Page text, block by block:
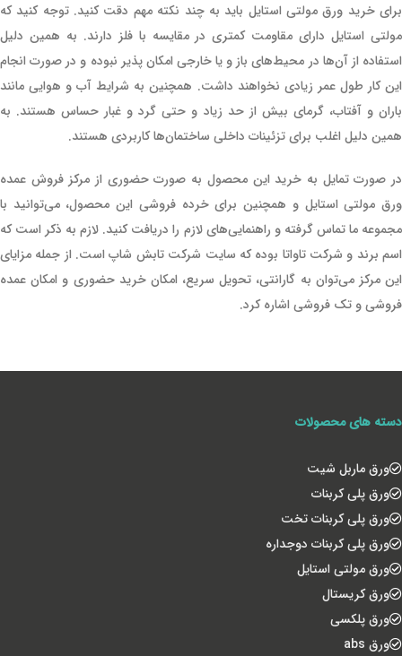
برای خرید ورق مولتی استایل باید به چند نکته مهم دقت کنید. توجه کنید که
مولتی استایل دارای مقاومت کمتری در مقایسه با فلز دارند. به همین دلیل
استفاده از آن‌ها در محیط‌های باز و یا خارجی امکان پذیر نبوده و در صورت انجام
این کار طول عمر زیادی نخواهند داشت. همچنین به شرایط آب و هوایی مانند
باران و آفتاب، گرمای بیش از حد زیاد و حتی گرد و غبار حساس هستند. به
همین دلیل اغلب برای تزئینات داخلی ساختمان‌ها کاربردی هستند.
در صورت تمایل به خرید این محصول به صورت حضوری از مرکز فروش عمده
ورق مولتی استایل و همچنین برای خرده فروشی این محصول، می‌‌توانید با
مجموعه ما تماس گرفته و راهنمایی‌های لازم را دریافت کنید‌. لازم به ذکر است که
اسم برند و شرکت تاواتا بوده که سایت شرکت تابش شاپ است. از جمله مزایای
این مرکز می‌توان به گارانتی، تحویل سریع، امکان خرید حضوری و امکان عمده
فروشی و تک فروشی اشاره کرد.
دسته های محصولات
ورق ماربل شیت
ورق پلی کربنات
ورق پلی کربنات تخت
ورق پلی کربنات دوجداره
ورق مولتی استایل
ورق کریستال
ورق پلکسی
ورق abs